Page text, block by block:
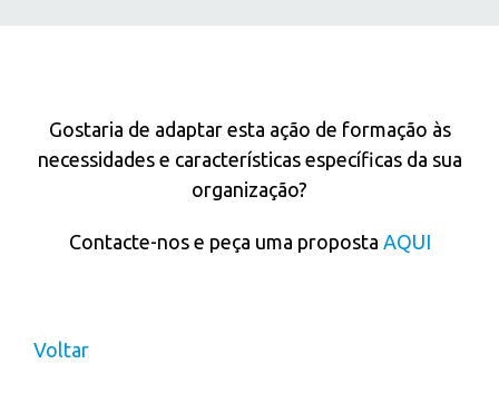
Gostaria de adaptar esta ação de formação às
necessidades e características específicas da sua
organização?
Contacte-nos e peça uma proposta AQUI
Voltar